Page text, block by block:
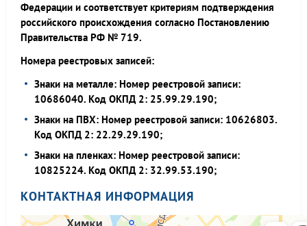
Федерации и соответствует критериям подтверждения
российского происхождения согласно Постановлению
Правительства РФ № 719.
Номера реестровых записей:
Знаки на металле: Номер реестровой записи:
10686040. Код ОКПД 2: 25.99.29.190;
Знаки на ПВХ: Номер реестровой записи: 10626803.
Код ОКПД 2: 22.29.29.190;
Знаки на пленках: Номер реестровой записи:
10825224. Код ОКПД 2: 32.99.53.190;
КОНТАКТНАЯ ИНФОРМАЦИЯ